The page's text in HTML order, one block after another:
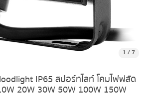
1 / 7
IP65 สปอร์ทไลท์ โคมไฟฟลัด
20W 30W 50W 100W 150W